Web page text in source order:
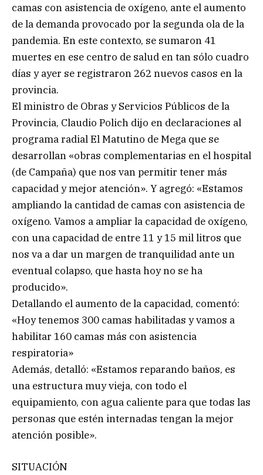
camas con asistencia de oxígeno, ante el aumento
de la demanda provocado por la segunda ola de la
pandemia. En este contexto, se sumaron 41
muertes en ese centro de salud en tan sólo cuadro
días y ayer se registraron 262 nuevos casos en la
provincia.
El ministro de Obras y Servicios Públicos de la
Provincia, Claudio Polich dijo en declaraciones al
programa radial El Matutino de Mega que se
desarrollan «obras complementarias en el hospital
(de Campaña) que nos van permitir tener más
capacidad y mejor atención». Y agregó: «Estamos
ampliando la cantidad de camas con asistencia de
oxígeno. Vamos a ampliar la capacidad de oxígeno,
con una capacidad de entre 11 y 15 mil litros que
nos va a dar un margen de tranquilidad ante un
eventual colapso, que hasta hoy no se ha
producido».
Detallando el aumento de la capacidad, comentó:
«Hoy tenemos 300 camas habilitadas y vamos a
habilitar 160 camas más con asistencia
respiratoria»
Además, detalló: «Estamos reparando baños, es
una estructura muy vieja, con todo el
equipamiento, con agua caliente para que todas las
personas que estén internadas tengan la mejor
atención posible».
SITUACIÓN